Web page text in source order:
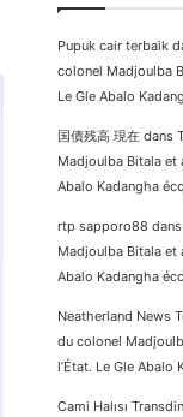
Pupuk cair terbaik
colonel Madjoulba
Le Gle Abalo
国債残高 現在 dans
Madjoulba Bitala et
Abalo Kadangha
rtp sapporo88 dans
Madjoulba Bitala et
Abalo Kadangha
Neatherland News
du colonel
l’État. Le Gle
Cami Halısı